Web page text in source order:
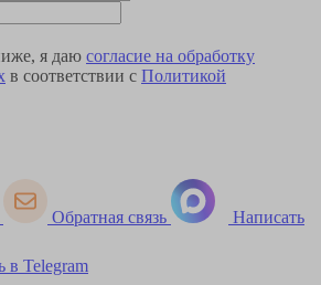
я даю согласие на обработку
в соответствии с Политикой
Обратная связь Написать
в Telegram